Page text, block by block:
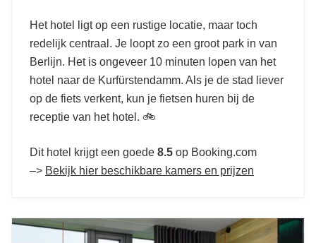
Het hotel ligt op een rustige locatie, maar toch
redelijk centraal. Je loopt zo een groot park in van
Berlijn. Het is ongeveer 10 minuten lopen van het
hotel naar de Kurfürstendamm. Als je de stad liever
op de fiets verkent, kun je fietsen huren bij de
receptie van het hotel. 🚲
Dit hotel krijgt een goede 8.5 op Booking.com
–> Bekijk hier beschikbare kamers en prijzen